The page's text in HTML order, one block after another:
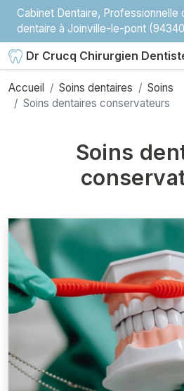
Cabinet Dentaire, Professionnelle
dentaire à Joinville-le-pont
Dr Crucq Chirurgien
Accueil Soins dentaires
Soins
Soins dentaires conservateurs
Soins